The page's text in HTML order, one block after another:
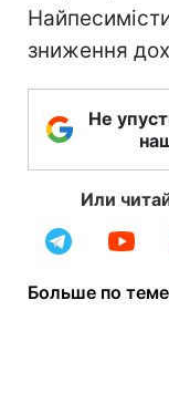
зниження
Не
Или
Больше по